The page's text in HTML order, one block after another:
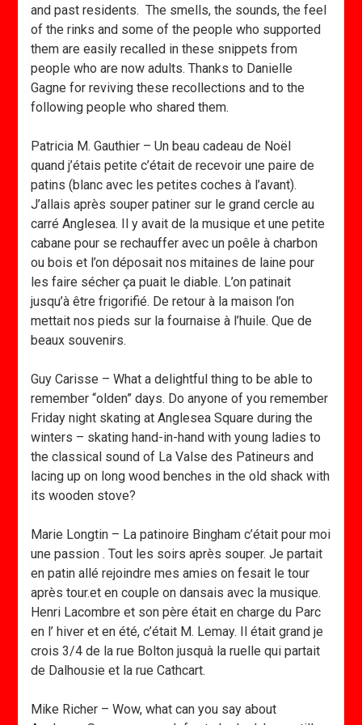
and past residents. The smells, the sounds, the feel
of the rinks and some of the people who supported
them are easily recalled in these snippets from
people who are now adults. Thanks to Danielle
Gagne for reviving these recollections and to the
following people who shared them.
Patricia M. Gauthier – Un beau cadeau de Noël
quand j’étais petite c’était de recevoir une paire de
patins (blanc avec les petites coches à l’avant).
J’allais après souper patiner sur le grand cercle au
carré Anglesea. Il y avait de la musique et une petite
cabane pour se rechauffer avec un poêle à charbon
ou bois et l’on déposait nos mitaines de laine pour
les faire sécher ça puait le diable. L’on patinait
jusqu’à être frigorifié. De retour à la maison l’on
mettait nos pieds sur la fournaise à l’huile. Que de
beaux souvenirs.
Guy Carisse – What a delightful thing to be able to
remember “olden” days. Do anyone of you remember
Friday night skating at Anglesea Square during the
winters – skating hand-in-hand with young ladies to
the classical sound of La Valse des Patineurs and
lacing up on long wood benches in the old shack with
its wooden stove?
Marie Longtin – La patinoire Bingham c’était pour moi
une passion . Tout les soirs après souper. Je partait
en patin allé rejoindre mes amies on fesait le tour
après tour.et en couple on dansais avec la musique.
Henri Lacombre et son père était en charge du Parc
en l’ hiver et en été, c’était M. Lemay. Il était grand je
crois 3/4 de la rue Bolton jusquà la ruelle qui partait
de Dalhousie et la rue Cathcart.
Mike Richer – Wow, what can you say about